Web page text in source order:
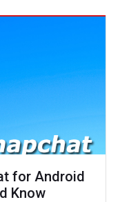
for Android
Know